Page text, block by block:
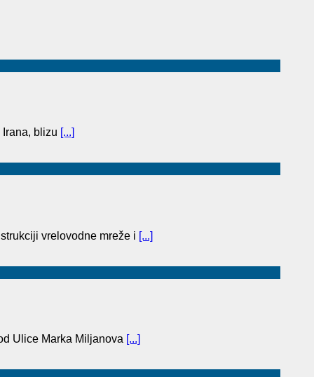
blizu [...]
vrelovodne mreže i [...]
Ulice Marka Miljanova [...]